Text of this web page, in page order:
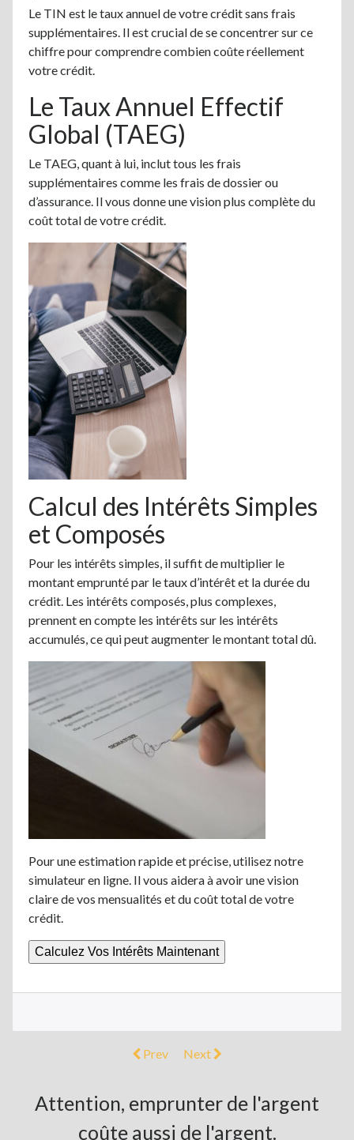
Le TIN est le taux annuel de votre crédit sans frais
supplémentaires. Il est crucial de se concentrer sur ce
chiffre pour comprendre combien coûte réellement
votre crédit.
Le Taux Annuel Effectif
Global (TAEG)
Le TAEG, quant à lui, inclut tous les frais
supplémentaires comme les frais de dossier ou
d’assurance. Il vous donne une vision plus complète du
coût total de votre crédit.
Calcul des Intérêts Simples
et Composés
Pour les intérêts simples, il suffit de multiplier le
montant emprunté par le taux d’intérêt et la durée du
crédit. Les intérêts composés, plus complexes,
prennent en compte les intérêts sur les intérêts
accumulés, ce qui peut augmenter le montant total dû.
Pour une estimation rapide et précise, utilisez notre
simulateur en ligne. Il vous aidera à avoir une vision
claire de vos mensualités et du coût total de votre
crédit.
Calculez Vos Intérêts Maintenant
Prev Next
Attention, emprunter de l'argent
coûte aussi de l'argent.